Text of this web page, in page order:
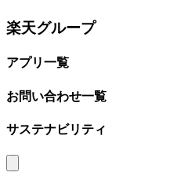
楽天グループ
アプリ一覧
お問い合わせ一覧
サステナビリティ